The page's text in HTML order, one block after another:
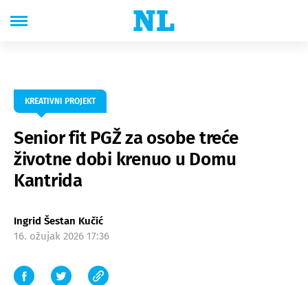
KREATIVNI PROJEKT
Senior fit PGŽ za osobe treće
životne dobi krenuo u Domu
Kantrida
Ingrid Šestan Kučić
16. ožujak 2026 17:36